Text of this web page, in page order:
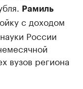
Рамиль
с доходом
России
вузов региона